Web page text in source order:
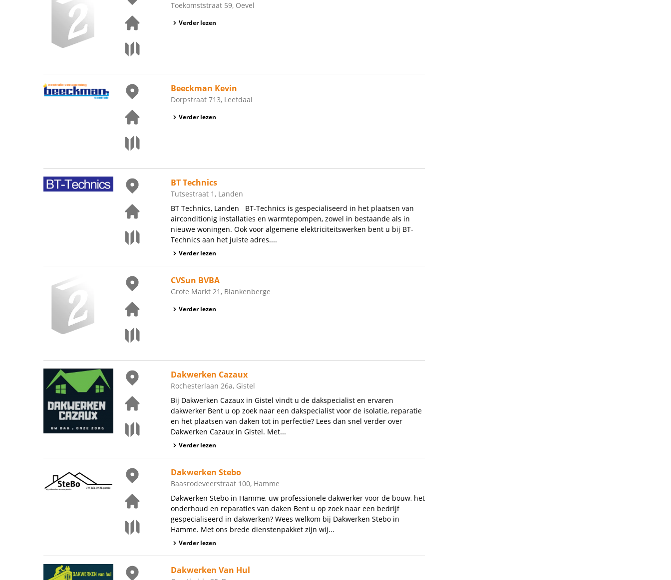
Toekomststraat 59, Oevel
Verder lezen
Beeckman Kevin
Dorpstraat 713, Leefdaal
Verder lezen
BT Technics
Tutsestraat 1, Landen
BT Technics, Landen BT-Technics is gespecialiseerd in het plaatsen van
airconditionig installaties en warmtepompen, zowel in bestaande als in
nieuwe woningen. Ook voor algemene elektriciteitswerken bent u bij BT-
Technics aan het juiste adres....
Verder lezen
CVSun BVBA
Grote Markt 21, Blankenberge
Verder lezen
Dakwerken Cazaux
Rochesterlaan 26a, Gistel
Bij Dakwerken Cazaux in Gistel vindt u de dakspecialist en ervaren
dakwerker Bent u op zoek naar een dakspecialist voor de isolatie, reparatie
en het plaatsen van daken tot in perfectie? Lees dan snel verder over
Dakwerken Cazaux in Gistel. Met...
Verder lezen
Dakwerken Stebo
Baasrodeveerstraat 100, Hamme
Dakwerken Stebo in Hamme, uw professionele dakwerker voor de bouw, het
onderhoud en reparaties van daken Bent u op zoek naar een bedrijf
gespecialiseerd in dakwerken? Wees welkom bij Dakwerken Stebo in
Hamme. Met ons brede dienstenpakket zijn wij...
Verder lezen
Dakwerken Van Hul